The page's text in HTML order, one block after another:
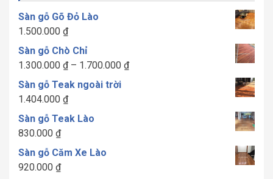
Sàn gỗ Gõ Đỏ Lào
1.500.000 ₫
Sàn gỗ Chò Chỉ
1.300.000 ₫ – 1.700.000 ₫Khoảng
Sàn gỗ Teak ngoài trời
1.404.000 ₫
Sàn gỗ Teak Lào
830.000 ₫
Sàn gỗ Căm Xe Lào
920.000 ₫